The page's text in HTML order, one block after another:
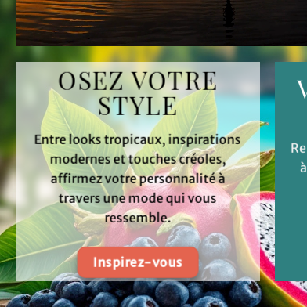
OSEZ VOTRE
STYLE
Entre looks tropicaux, inspirations
modernes et touches créoles,
affirmez votre personnalité à
travers une mode qui vous
ressemble.
Inspirez-vous